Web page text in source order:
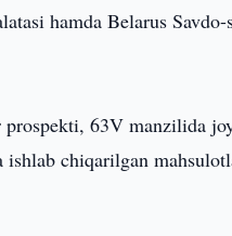
hamda Belarus Savdo-
63V manzilida
chiqarilgan